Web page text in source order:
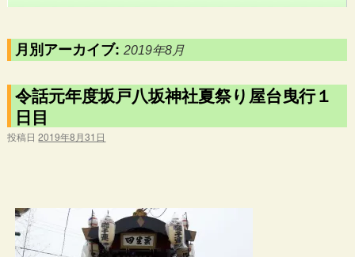
月別アーカイブ:2019年8月
令話元年度坂戸八坂神社夏祭り屋台曳行１
日目
投稿日 2019年8月31日